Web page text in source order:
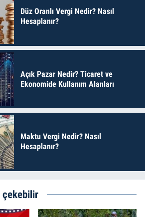
Düz Oranlı Vergi Nedir? Nasıl
Hesaplanır?
Açık Pazar Nedir? Ticaret ve
Ekonomide Kullanım Alanları
Maktu Vergi Nedir? Nasıl
Hesaplanır?
çekebilir